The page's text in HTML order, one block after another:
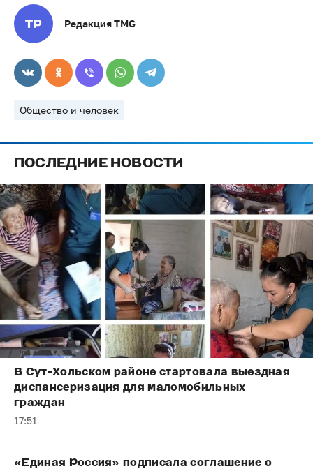
Редакция TMG
Общество и человек
ПОСЛЕДНИЕ НОВОСТИ
В Сут-Хольском районе стартовала выездная
диспансеризация для маломобильных
граждан
17:51
«Единая Россия» подписала соглашение о